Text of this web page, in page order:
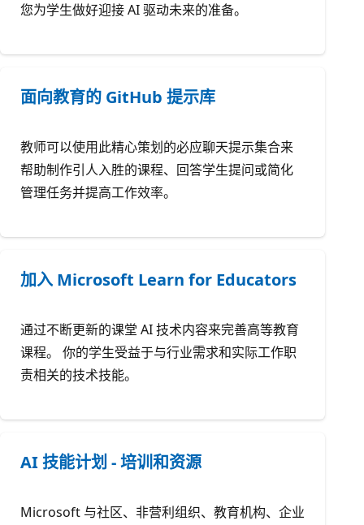
您为学生做好迎接 AI 驱动未来的准备。
面向教育的 GitHub 提示库
教师可以使用此精心策划的必应聊天提示集合来
帮助制作引人入胜的课程、回答学生提问或简化
管理任务并提高工作效率。
加入 Microsoft Learn for Educators
通过不断更新的课堂 AI 技术内容来完善高等教育
课程。 你的学生受益于与行业需求和实际工作职
责相关的技术技能。
AI 技能计划 - 培训和资源
Microsoft 与社区、非营利组织、教育机构、企业